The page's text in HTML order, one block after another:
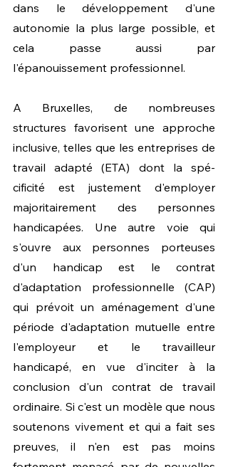
dans le développement d'une
autonomie la plus large possible, et
cela passe aussi par
l'épanouissement professionnel.
A Bruxelles, de nombreuses
structures favorisent une approche
inclusive, telles que les entreprises de
travail adapté (ETA) dont la spé-
cificité est justement d'employer
majoritairement des personnes
handicapées. Une autre voie qui
s'ouvre aux personnes porteuses
d'un handicap est le contrat
d'adaptation professionnelle (CAP)
qui prévoit un aménagement d'une
période d'adaptation mutuelle entre
l'employeur et le travailleur
handicapé, en vue d'inciter à la
conclusion d'un contrat de travail
ordinaire. Si c'est un modèle que nous
soutenons vivement et qui a fait ses
preuves, il n'en est pas moins